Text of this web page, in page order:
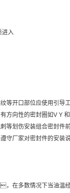
进入
等开口部位应使用引导
向性的密封圈如V Y 和
划伤安装组合密封件
遵守厂家对密封件的安
在多数情况下当油温